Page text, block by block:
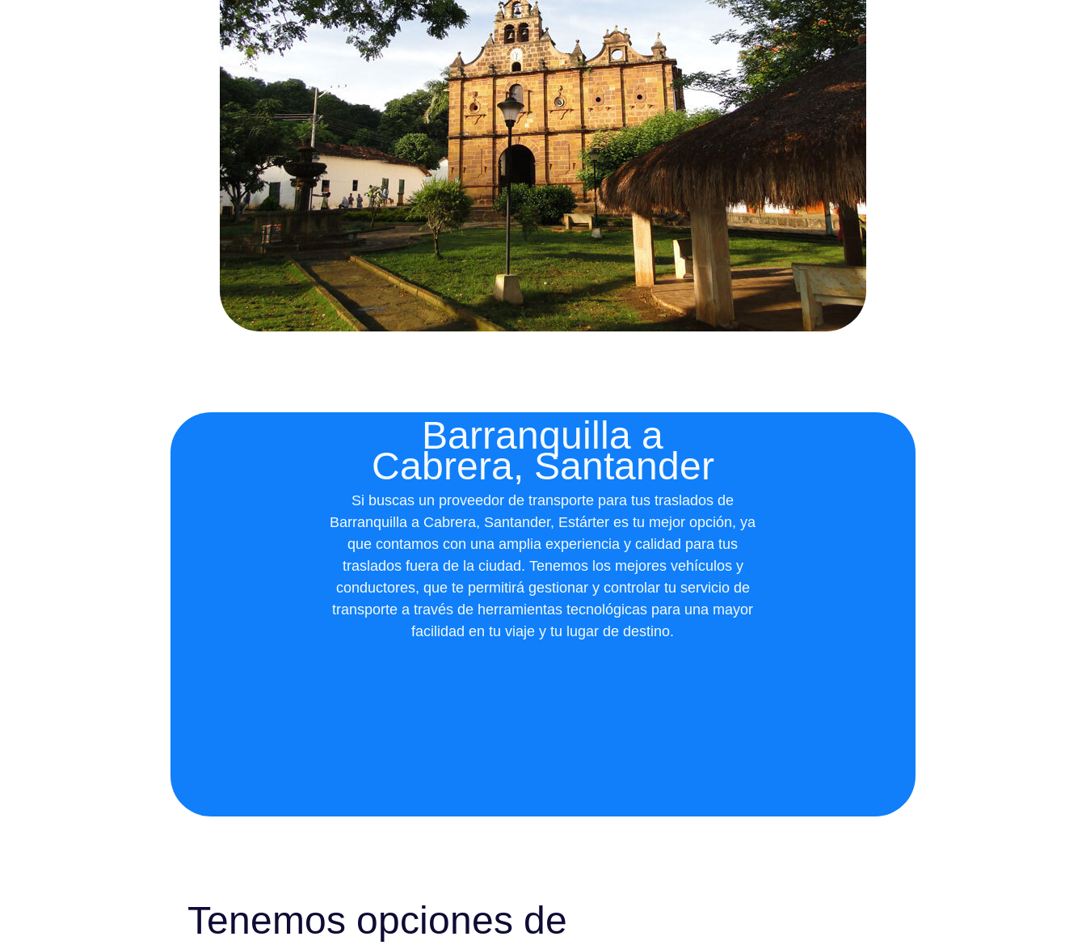
Barranquilla a
Cabrera, Santander
Si buscas un proveedor de transporte para tus traslados de
Barranquilla a Cabrera, Santander, Estárter es tu mejor opción, ya
que contamos con una amplia experiencia y calidad para tus
traslados fuera de la ciudad. Tenemos los mejores vehículos y
conductores, que te permitirá gestionar y controlar tu servicio de
transporte a través de herramientas tecnológicas para una mayor
facilidad en tu viaje y tu lugar de destino.
Tenemos opciones de